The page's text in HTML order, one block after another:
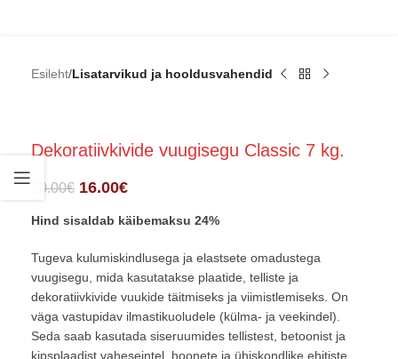
Esileht Lisatarvikud ja hooldusvahendid
Dekoratiivkivide vuugisegu Classic 7 kg.
20.00€ 16.00€
Hind sisaldab käibemaksu 24%
Tugeva kulumiskindlusega ja elastsete omadustega
vuugisegu, mida kasutatakse plaatide, telliste ja
dekoratiivkivide vuukide täitmiseks ja viimistlemiseks. On
väga vastupidav ilmastikuoludele (külma- ja veekindel).
Seda saab kasutada siseruumides tellistest, betoonist ja
kipsplaadist vaheseintel, hoonete ja ühiskondlike ehitiste